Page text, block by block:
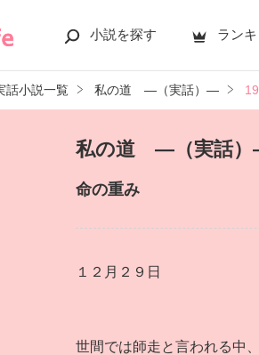
小説を探す ラン
話小説一覧 私の道 ―（実話）―
私の道 ―（実話
命の重み
１２月２９日
世間では師走と言われる中、